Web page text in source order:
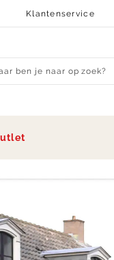
Klantenservice
search